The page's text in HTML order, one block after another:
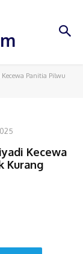
Panitia Pilwu
Kecewa
Kurang